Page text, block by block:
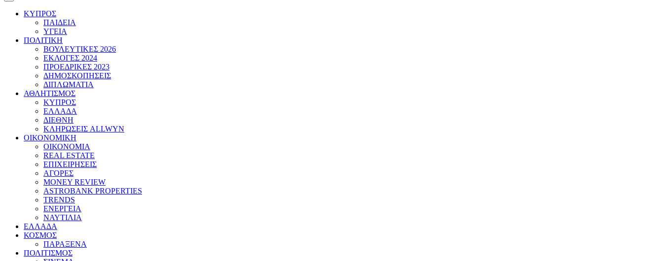
ΚΥΠΡΟΣ
ΠΑΙΔΕΙΑ
ΥΓΕΙΑ
ΠΟΛΙΤΙΚΗ
ΒΟΥΛΕΥΤΙΚΕΣ 2026
ΕΚΛΟΓΕΣ 2024
ΠΡΟΕΔΡΙΚΕΣ 2023
ΔΗΜΟΣΚΟΠΗΣΕΙΣ
ΔΙΠΛΩΜΑΤΙΑ
ΑΘΛΗΤΙΣΜΟΣ
ΚΥΠΡΟΣ
ΕΛΛΑΔΑ
ΔΙΕΘΝΗ
ΚΛΗΡΩΣΕΙΣ ALLWYN
ΟΙΚΟΝΟΜΙΚΗ
ΟΙΚΟΝΟΜΙΑ
REAL ESTATE
ΕΠΙΧΕΙΡΗΣΕΙΣ
ΑΓΟΡΕΣ
MONEY REVIEW
ASTROBANK PROPERTIES
TRENDS
ΕΝΕΡΓΕΙΑ
ΝΑΥΤΙΛΙΑ
ΕΛΛΑΔΑ
ΚΟΣΜΟΣ
ΠΑΡΑΞΕΝΑ
ΠΟΛΙΤΙΣΜΟΣ